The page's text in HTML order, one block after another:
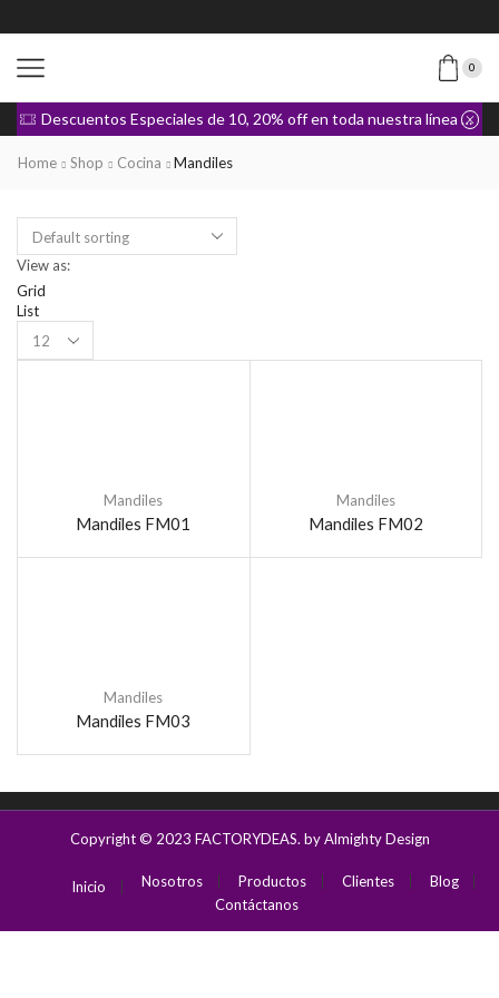
0
Descuentos Especiales de 10, 20% off en toda nuestra línea de Ropa
Home Shop Cocina Mandiles
View as:
Grid
List
Mandiles
Mandiles FM01
Mandiles
Mandiles FM02
Mandiles
Mandiles FM03
Copyright © 2023 FACTORYDEAS. by Almighty Design
Inicio Nosotros Productos Clientes
Blog
Contáctanos